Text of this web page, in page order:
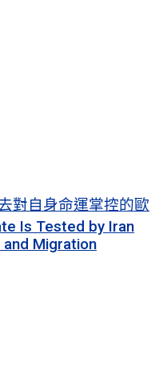
對自身命運掌控的歐
Is Tested by Iran
and Migration